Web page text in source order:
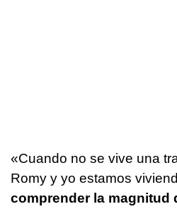
«Cuando no se vive una
Romy y yo estamos
comprender la magnitud